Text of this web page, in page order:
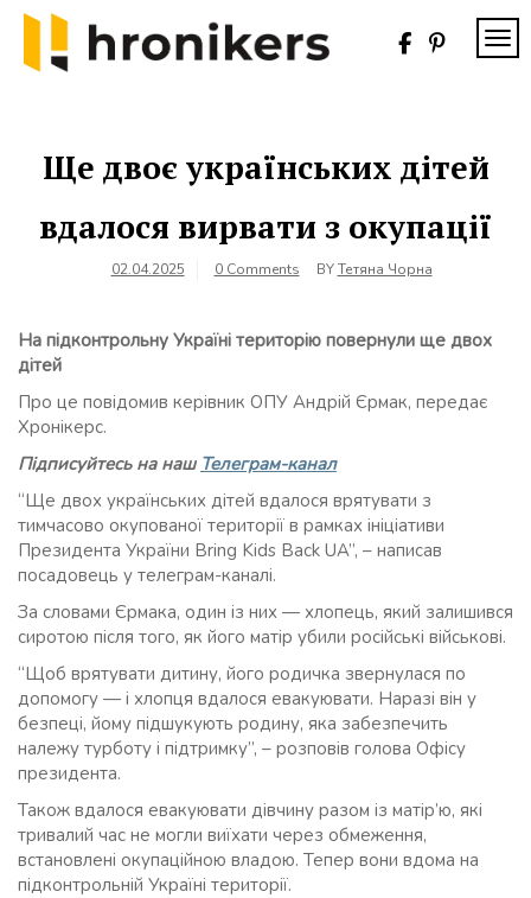
Skip
content
Ще двоє українських дітей
вдалося вирвати з окупації
02.04.2025 0 Comments BYТетяна Чорна
На підконтрольну Україні територію повернули ще двох
дітей
Про це повідомив керівник ОПУ Андрій Єрмак, передає
Хронікерс.
Підписуйтесь на наш Телеграм-канал
“Ще двох українських дітей вдалося врятувати з
тимчасово окупованої території в рамках ініціативи
Президента України Bring Kids Back UA”, – написав
посадовець у телеграм-каналі.
За словами Єрмака, один із них — хлопець, який залишився
сиротою після того, як його матір убили російські військові.
“Щоб врятувати дитину, його родичка звернулася по
допомогу — і хлопця вдалося евакуювати. Наразі він у
безпеці, йому підшукують родину, яка забезпечить
належу турботу і підтримку”, – розповів голова Офісу
президента.
Також вдалося евакуювати дівчину разом із матір’ю, які
тривалий час не могли виїхати через обмеження,
встановлені окупаційною владою. Тепер вони вдома на
підконтрольній Україні території.